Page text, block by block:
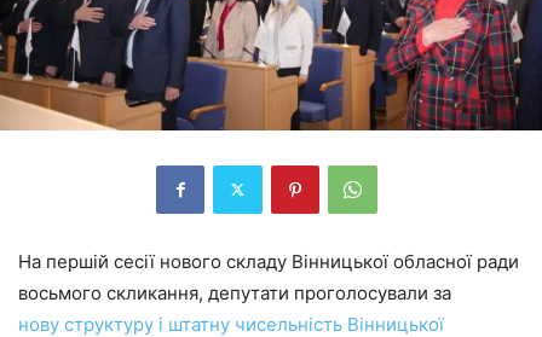
На першій сесії нового складу Вінницької обласної ради
восьмого скликання, депутати проголосували за
нову структуру і штатну чисельність Вінницької